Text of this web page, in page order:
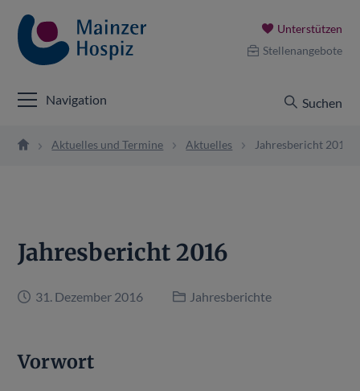
Unterstützen
Stellenangebote
Navigation Suchen
Aktuelles und Termine Aktuelles Jahresbericht 2016
Jahresbericht 2016
31. Dezember 2016 Jahresberichte
Vorwort